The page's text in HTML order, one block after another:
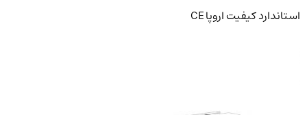
استاندارد کیفیت اروپا CE